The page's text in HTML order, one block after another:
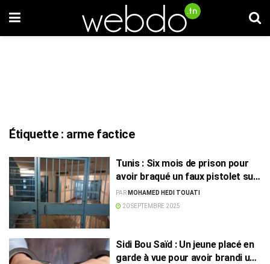
Étiquette : arme factice
Tunis : Six mois de prison pour
avoir braqué un faux pistolet sur
des policiers
PAR MOHAMED HEDI TOUATI
20 SEPTEMBRE 2025
Sidi Bou Saïd : Un jeune placé en
garde à vue pour avoir brandi une